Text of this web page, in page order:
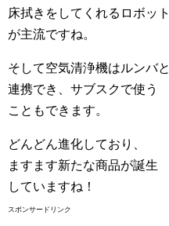
床拭きをしてくれるロボット
が主流ですね。
そして空気清浄機はルンバと
連携でき、サブスクで使う
こともできます。
どんどん進化しており、
ますます新たな商品が誕生
していますね！
スポンサードリンク